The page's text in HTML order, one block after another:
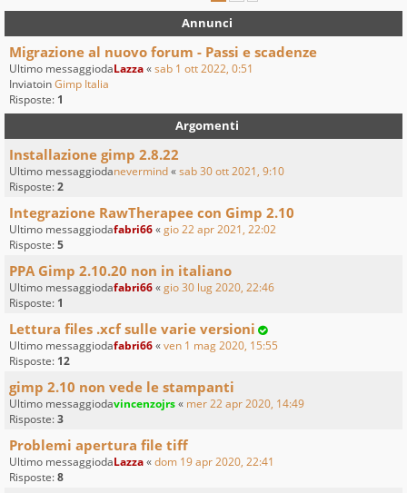
Annunci
Migrazione al nuovo forum - Passi e scadenze
Ultimo messaggiodaLazza«sab 1 ott 2022, 0:51
InviatoinGimp Italia
Risposte: 1
Argomenti
Installazione gimp 2.8.22
Ultimo messaggiodanevermind«sab 30 ott 2021, 9:10
Risposte:2
Integrazione RawTherapee con Gimp 2.10
Ultimo messaggiodafabri66«gio 22 apr 2021, 22:02
Risposte:5
PPA Gimp 2.10.20 non in italiano
Ultimo messaggiodafabri66«gio 30 lug 2020, 22:46
Risposte: 1
Lettura files .xcf sulle varie versioni
Ultimo messaggiodafabri66«ven 1 mag 2020, 15:55
Risposte: 12
gimp 2.10 non vede le stampanti
Ultimo messaggiodavincenzojrs« mer 22 apr 2020, 14:49
Risposte:3
Problemi apertura file tiff
Ultimo messaggiodaLazza«dom 19 apr 2020, 22:41
Risposte:8